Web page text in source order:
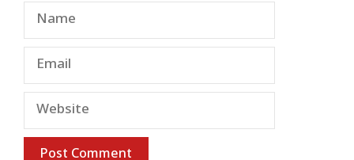
Name
Email
Website